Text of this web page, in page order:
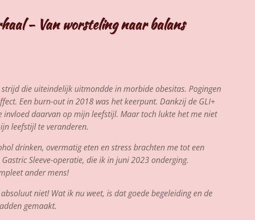
- Van worsteling naar balans
die uiteindelijk uitmondde in morbide obesitas. Pogingen
Een burn-out in 2018 was het keerpunt. Dankzij de GLI+
daarvan op mijn leefstijl. Maar toch lukte het me niet
leefstijl te veranderen.
drinken, overmatig eten en stress brachten me tot een
Sleeve-operatie, die ik in juni 2023 onderging.
ander mens!
niet! Wat ik nu weet, is dat goede begeleiding en de
gemaakt.